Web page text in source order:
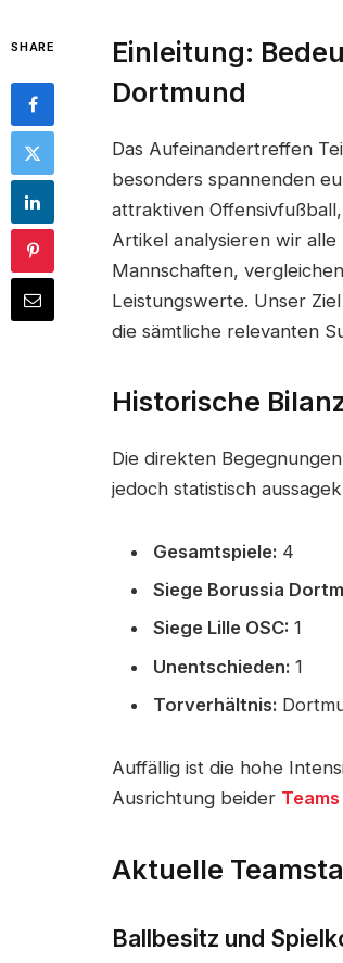
SHARE
Einleitung:
Dortmund
Das Aufeinandertreffen
besonders spannenden
attraktiven
Artikel analysieren wir
Mannschaften,
Leistungswerte. Unser
die sämtliche relevanten
Historische
Die direkten
jedoch statistisch
Gesamtspiele: 4
Siege Borussia
Siege Lille OSC: 1
Unentschieden: 1
Torverhältnis:
Auffällig ist die hohe
Ausrichtung beider
Aktuelle
Ballbesitz und